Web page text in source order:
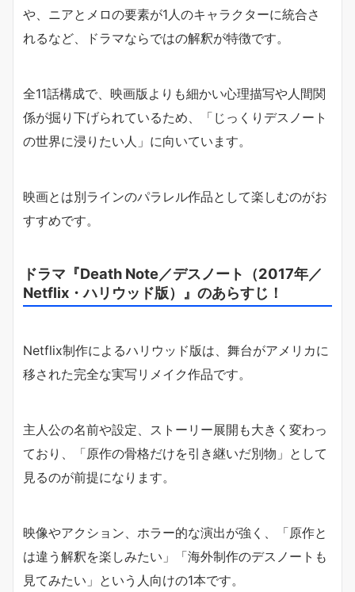
や、ニアとメロの要素が1人のキャラクターに統合さ
れるなど、ドラマならではの解釈が特徴です。
全11話構成で、映画版よりも細かい心理描写や人間関
係が掘り下げられているため、「じっくりデスノート
の世界に浸りたい人」に向いています。
映画とは別ラインのパラレル作品として楽しむのがお
すすめです。
ドラマ『Death Note／デスノート（2017年／
Netflix・ハリウッド版）』のあらすじ！
Netflix制作によるハリウッド版は、舞台がアメリカに
移された完全な実写リメイク作品です。
主人公の名前や設定、ストーリー展開も大きく変わっ
ており、「原作の骨格だけを引き継いだ別物」として
見るのが前提になります。
映像やアクション、ホラー的な演出が強く、「原作と
は違う解釈を楽しみたい」「海外制作のデスノートも
見てみたい」という人向けの1本です。